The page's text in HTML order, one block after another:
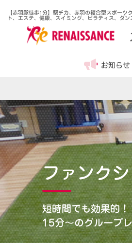
【赤羽駅徒歩1分】駅チカ、赤羽の複合型スポー
ト、エステ、健康、スイミング、ピラティス、ダン
お知らせ
ファンク
短時間でも効果的！
15分〜のグループ